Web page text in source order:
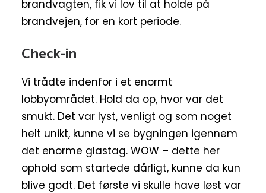
brandvagten, fik vi lov til at holde på
brandvejen, for en kort periode.
Check-in
Vi trådte indenfor i et enormt
lobbyområdet. Hold da op, hvor var det
smukt. Det var lyst, venligt og som noget
helt unikt, kunne vi se bygningen igennem
det enorme glastag. WOW – dette her
ophold som startede dårligt, kunne da kun
blive godt. Det første vi skulle have løst var